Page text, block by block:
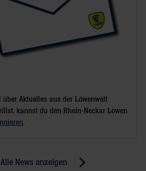
über Aktuelles aus der Löwenwelt
kannst du den Rhein-Neckar Löwen
.
Alle News anzeigen